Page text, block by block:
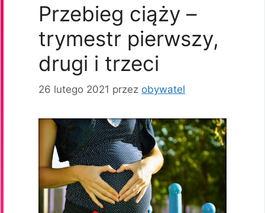
Przebieg ciąży –
trymestr pierwszy,
drugi i trzeci
26 lutego 2021 przez obywatel